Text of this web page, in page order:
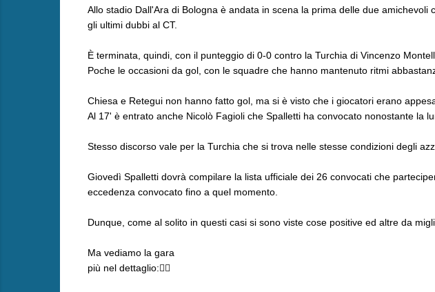
Allo stadio Dall'Ara di Bologna è andata in scena la prima delle due
gli ultimi dubbi al CT.
È terminata, quindi, con il punteggio di 0-0 contro la Turchia di Vincenzo
Poche le occasioni da gol, con le squadre che hanno mantenuto ritmi
Chiesa e Retegui non hanno fatto gol, ma si è visto che i giocatori erano
Al 17' è entrato anche Nicolò Fagioli che Spalletti ha convocato nonostante la
Stesso discorso vale per la Turchia che si trova nelle stesse condizioni degli
Giovedì Spalletti dovrà compilare la lista ufficiale dei 26 convocati che
eccedenza convocato fino a quel momento.
Dunque, come al solito in questi casi si sono viste cose positive ed altre da
Ma vediamo la gara
più nel dettaglio:👇🏼